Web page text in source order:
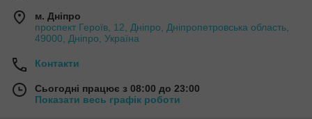
м. Дніпро
проспект Героїв, 12, Дніпро, Дніпропетровська область,
49000, Дніпро, Україна
Контакти
Сьогодні працює з 08:00 до 23:00
Показати весь графік роботи